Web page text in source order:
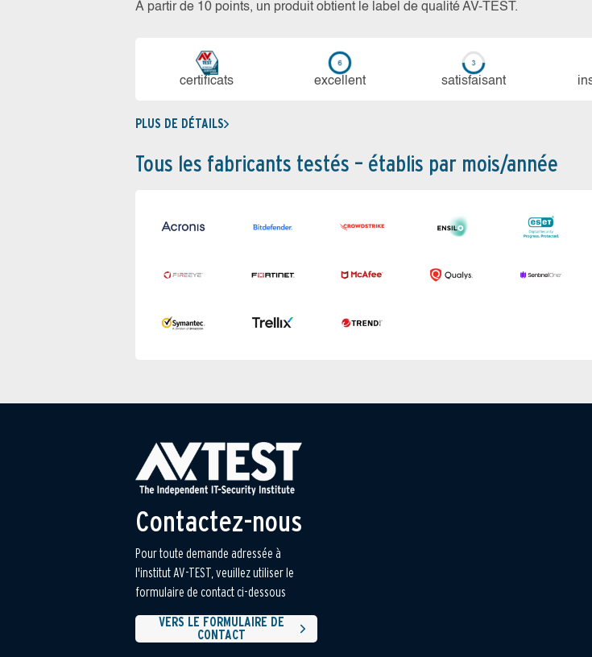
À partir de 10 points, un produit obtient le label de qualité AV-TEST.
certi­ficats ex­cellent sa­tis­fai­sant
PLUS DE DÉTAILS
Tous les fabricants testés – établis par mois/année
Contactez-nous
Pour toute demande adressée à
l'institut AV-TEST, veuillez utiliser le
formulaire de contact ci-dessous
VERS LE FORMULAIRE DE
CONTACT